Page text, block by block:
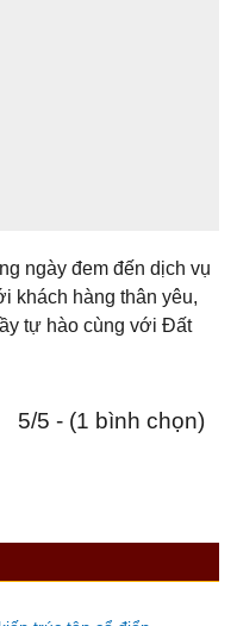
ngày đem đến dịch vụ
khách hàng thân yêu,
tự hào cùng với Đất
5/5 - (1 bình chọn)